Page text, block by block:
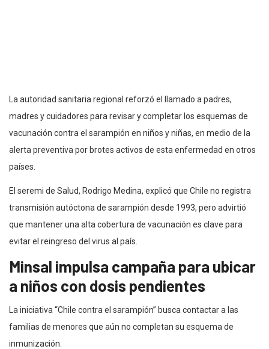
La autoridad sanitaria regional reforzó el llamado a padres,
madres y cuidadores para revisar y completar los esquemas de
vacunación contra el sarampión en niños y niñas, en medio de la
alerta preventiva por brotes activos de esta enfermedad en otros
países.
El seremi de Salud, Rodrigo Medina, explicó que Chile no registra
transmisión autóctona de sarampión desde 1993, pero advirtió
que mantener una alta cobertura de vacunación es clave para
evitar el reingreso del virus al país.
Minsal impulsa campaña para ubicar
a niños con dosis pendientes
La iniciativa “Chile contra el sarampión” busca contactar a las
familias de menores que aún no completan su esquema de
inmunización.